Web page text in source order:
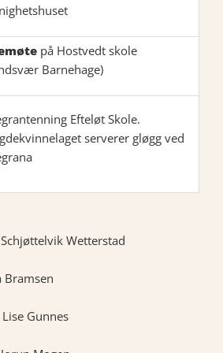
på Hostvedt skole
Barnehage)
Efteløt Skole.
serverer gløgg ved
Wetterstad
Gunnes